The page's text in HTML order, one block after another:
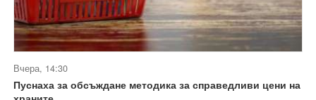
Вчера, 14:30
Пуснаха за обсъждане методика за справедливи цени на